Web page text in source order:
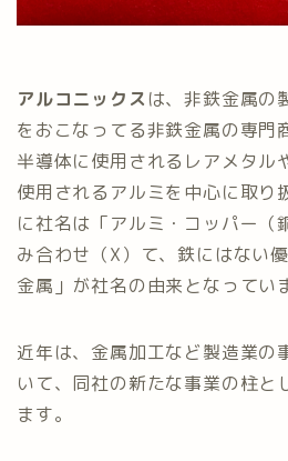
アルコニックス は、非鉄金属の
をおこなってる非鉄金属の専門
半導体に使用されるレアメタル
使用されるアルミを中心に取り
に社名は「アルミ・コッパー（
み合わせ（X）て、鉄にはない
金属」が社名の由来となってい
近年は、金属加工など製造業の
いて、同社の新たな事業の柱と
ます。